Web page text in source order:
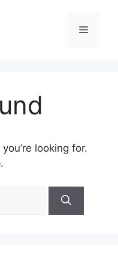
Menu
looking for.